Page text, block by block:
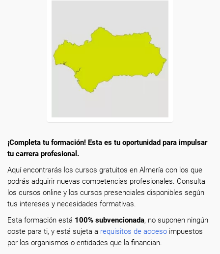
¡Completa tu formación! Esta es tu oportunidad para impulsar
tu carrera profesional.
Aquí encontrarás los cursos gratuitos en Almería con los que
podrás adquirir nuevas competencias profesionales. Consulta
los cursos online y los cursos presenciales disponibles según
tus intereses y necesidades formativas.
Esta formación está 100% subvencionada, no suponen ningún
coste para ti, y está sujeta a requisitos de acceso impuestos
por los organismos o entidades que la financian.